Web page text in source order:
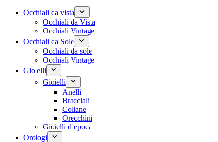
Occhiali da vista
Occhiali da Vista
Occhiali Vintage
Occhiali da Sole
Occhiali da sole
Occhiali Vintage
Gioielli
Gioielli
Anelli
Bracciali
Collane
Orecchini
Gioielli d’epoca
Orologi